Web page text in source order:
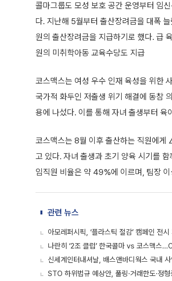
콜마그룹도 모성 보호 공간 운영부터 임
다. 지난해 5월부터 출산장려금을 대폭
원의 출산장려금을 지급하기로 했다. 급
원의 미취학아동 교육수당도 지급
코스맥스는 여성 우수 인재 육성을 위한
국가적 화두인 저출생 위기 해결에 동참
용에 나섰다. 이를 통해 자녀 출생부터
코스맥스는 8월 이후 출산하는 직원에
고 있다. 자녀 출생과 초기 양육 시기를
임직원 비율은 약 49%에 이르며, 팀장
관련 뉴스
아모레퍼시픽, ‘플라스틱 절감’ 캠페인 전시
나란히 ‘2조 클럽’ 한국콜마 vs 코스맥스
신세계인터내셔날, 배스앤바디웍스 국내
STO 하위법규 예상안, 풀링·거래한도·정